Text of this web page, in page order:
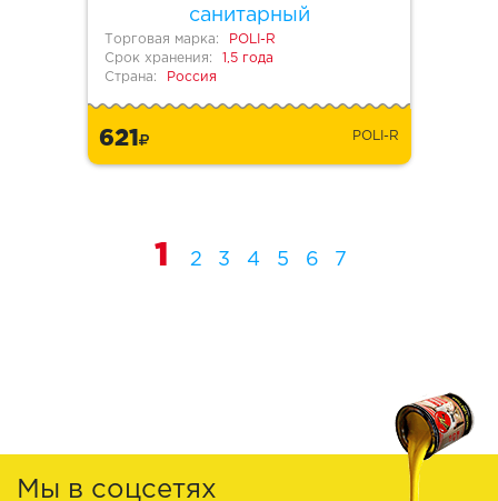
санитарный
Торговая марка:
POLI-R
Срок хранения:
1,5 года
Страна:
Россия
621 POLI-R
1 2 3 4 5 6 7
Мы в соцсетях